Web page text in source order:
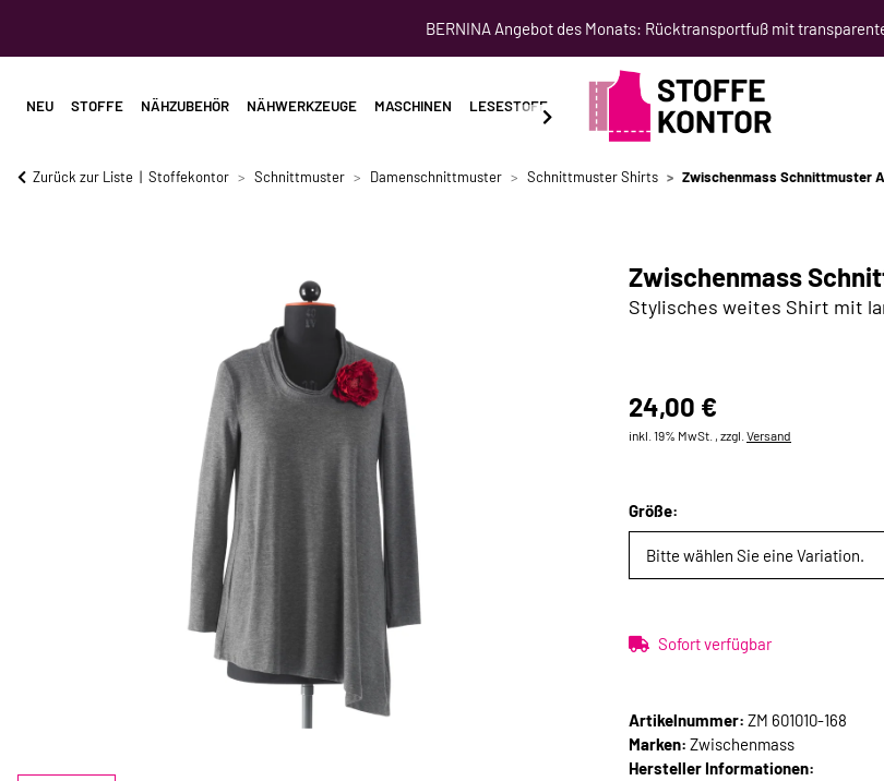
BERNINA Angebot des Monats: Rücktransportfuß mit
NEU STOFFE NÄHZUBEHÖR NÄHWERKZEUGE MASCHINEN LESESTOFF SCHNITTMUSTER NÄHKURSE
Zurück zur Liste Stoffekontor Schnittmuster Damenschnittmuster Schnittmuster Shirts Zwischenmass Schnittmuster
Zwischenmass
Stylisches weites Shirt mit
24,00 €
inkl. 19% MwSt. , zzgl. Versand
Größe:
Bitte wählen Sie eine Variation.
Sofort verfügbar
Artikelnummer: ZM 601010-168
Marken: Zwischenmass
Hersteller Informationen: